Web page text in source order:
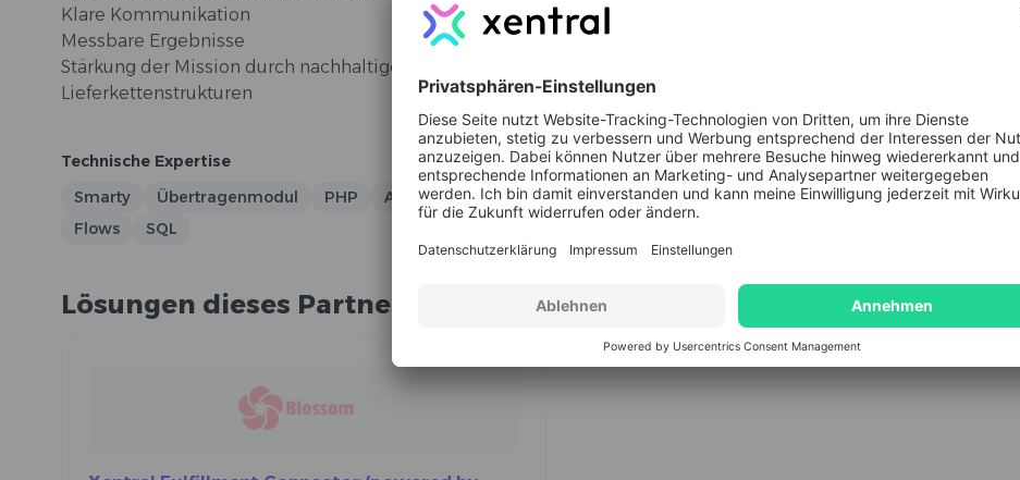
Klare Kommunikation
Messbare Ergebnisse
Stärkung der Mission durch nachhaltigere Prozesse, bessere Datenverfügbarkeit und robustere
Lieferkettenstrukturen
Technische Expertise
Smarty
Übertragenmodul PHP API Connect
EDI
Flows
SQL
Branchenexpertise
Lebensmittel &
Getränke
Geschäftsmodell
B2B
B2C
Fulfillment
Lösungen dieses Partners